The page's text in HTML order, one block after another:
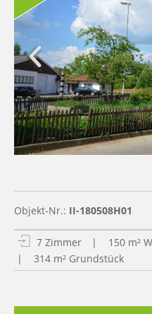
Objekt-Nr.: II-180508H01
7 Zimmer
| 150 m²
| 314 m² Grundstück